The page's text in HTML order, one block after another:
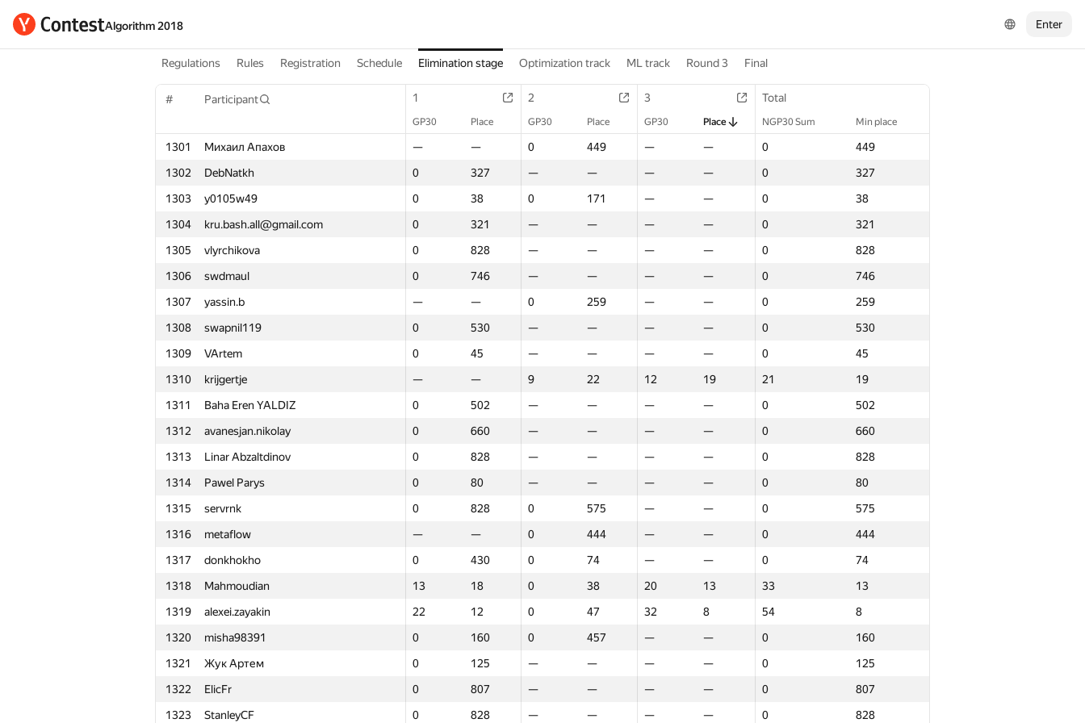
Algorithm 2018 Enter
Regulations Rules Registration Schedule Elimination stage Optimization track ML track Round 3 Final
# Participant 1 2 3 Total
GP30 Place GP30 Place GP30 Place NGP30 Sum Min place
1301 Михаил Апахов — — 0 449 — — 0
449
1302
DebNatkh 0 327 — — — — 0
327
1303
y0105w49 0 38 0 171 — — 0
38
1304
kru.bash.all@gmail.com 0 321 — — — — 0
321
1305
vlyrchikova 0 828 — — — — 0
828
1306
swdmaul 0 746 — — — — 0
746
1307
yassin.b — — 0 259 — — 0
259
1308
swapnil119 0 530 — — — — 0
530
1309
VArtem 0 45 — — — — 0
45
1310
krijgertje — — 9 22 12 19 21
19
1311
Baha Eren YALDIZ 0 502 — — — — 0
502
1312
avanesjan.nikolay 0 660 — — — — 0
660
1313
Linar Abzaltdinov 0 828 — — — — 0
828
1314
Pawel Parys 0 80 — — — — 0
80
1315
servrnk 0 828 0 575 — — 0
575
1316
metaflow — — 0 444 — — 0
444
1317
donkhokho 0 430 0 74 — — 0
74
1318
Mahmoudian 13 18 0 38 20 13 33
13
1319
alexei.zayakin 22 12 0 47 32 8 54
8
1320
misha98391 0 160 0 457 — — 0
160
1321
Жук Артем 0 125 — — — — 0
125
1322
ElicFr 0 807 — — — — 0
807
1323
StanleyCF 0 828 — — — — 0
828
1 Total
GP30 Place NGP30 Sum Min place